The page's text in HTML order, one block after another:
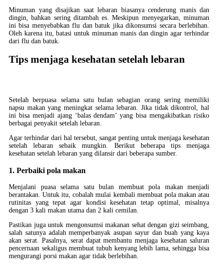
Minuman yang disajikan saat lebaran biasanya cenderung manis dan
dingin, bahkan sering ditambah es. Meskipun menyegarkan, minuman
ini bisa menyebabkan flu dan batuk jika dikonsumsi secara berlebihan.
Oleh karena itu, batasi untuk minuman manis dan dingin agar terhindar
dari flu dan batuk.
Tips menjaga kesehatan setelah lebaran
Setelah berpuasa selama satu bulan sebagian orang sering memiliki
napsu makan yang meningkat selama lebaran. Jika tidak dikontrol, hal
ini bisa menjadi ajang ‘balas dendam’ yang bisa mengakibatkan risiko
berbagai penyakit setelah lebaran.
Agar terhindar dari hal tersebut, sangat penting untuk menjaga kesehatan
setelah lebaran sebaik mungkin. Berikut beberapa tips menjaga
kesehatan setelah lebaran yang dilansir dari beberapa sumber.
1. Perbaiki pola makan
Menjalani puasa selama satu bulan membuat pola makan menjadi
berantakan. Untuk itu, cobalah mulai kembali membuat pola makan atau
rutinitas yang tepat agar kondisi kesehatan tetap optimal, misalnya
dengan 3 kali makan utama dan 2 kali cemilan.
Pastikan juga untuk mengonsumsi makanan sehat dengan gizi seimbang,
salah satunya adalah memperbanyak asupan sayur dan buah yang kaya
akan serat. Pasalnya, serat dapat membantu menjaga kesehatan saluran
pencernaan sekaligus membuat tubuh kenyang lebih lama, sehingga bisa
mengurangi porsi makan agar tidak berlebihan.